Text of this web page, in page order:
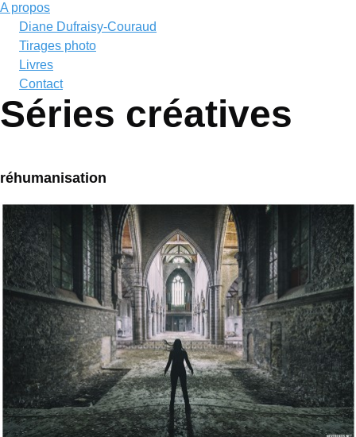
A propos
Diane Dufraisy-Couraud
Tirages photo
Livres
Contact
Séries créatives
réhumanisation